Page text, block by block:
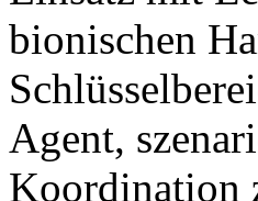
bionischen
Agent,
Koordination